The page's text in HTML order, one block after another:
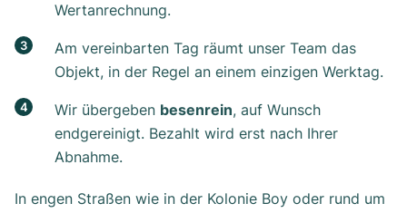
Wertanrechnung.
Am vereinbarten Tag räumt unser Team das
Objekt, in der Regel an einem einzigen Werktag.
Wir übergeben besenrein, auf Wunsch
endgereinigt. Bezahlt wird erst nach Ihrer
Abnahme.
In engen Straßen wie in der Kolonie Boy oder rund um